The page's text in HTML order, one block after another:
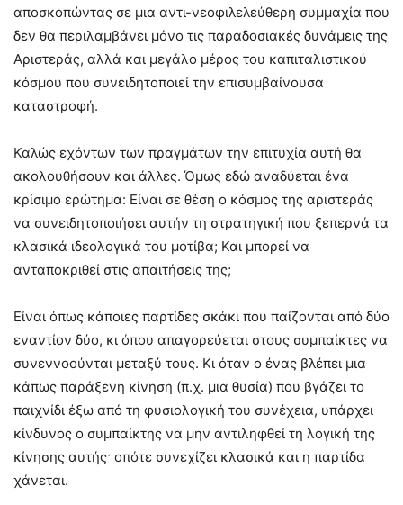
αποσκοπώντας σε μια αντι-νεοφιλελεύθερη συμμαχία που
δεν θα περιλαμβάνει μόνο τις παραδοσιακές δυνάμεις της
Aριστεράς, αλλά και μεγάλο μέρος του καπιταλιστικού
κόσμου που συνειδητοποιεί την επισυμβαίνουσα
καταστροφή.
Καλώς εχόντων των πραγμάτων την επιτυχία αυτή θα
ακολουθήσουν και άλλες. Όμως εδώ αναδύεται ένα
κρίσιμο ερώτημα: Είναι σε θέση ο κόσμος της αριστεράς
να συνειδητοποιήσει αυτήν τη στρατηγική που ξεπερνά τα
κλασικά ιδεολογικά του μοτίβα; Και μπορεί να
ανταποκριθεί στις απαιτήσεις της;
Είναι όπως κάποιες παρτίδες σκάκι που παίζονται από δύο
εναντίον δύο, κι όπου απαγορεύεται στους συμπαίκτες να
συνεννοούνται μεταξύ τους. Κι όταν ο ένας βλέπει μια
κάπως παράξενη κίνηση (π.χ. μια θυσία) που βγάζει το
παιχνίδι έξω από τη φυσιολογική του συνέχεια, υπάρχει
κίνδυνος ο συμπαίκτης να μην αντιληφθεί τη λογική της
κίνησης αυτής· οπότε συνεχίζει κλασικά και η παρτίδα
χάνεται.